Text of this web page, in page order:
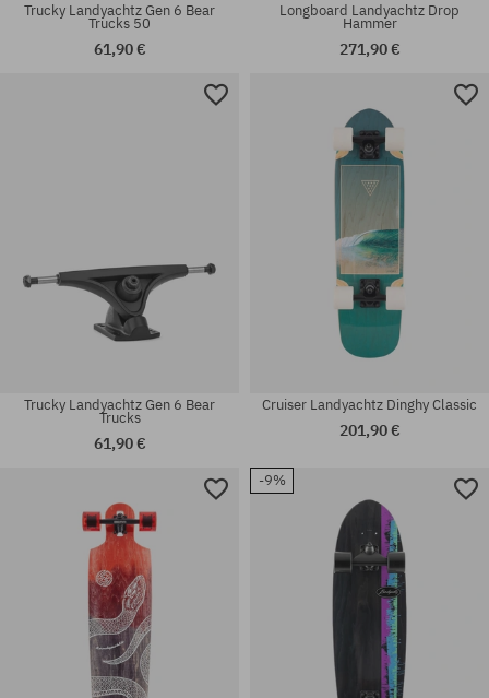
Trucky Landyachtz Gen 6 Bear
Trucks 50
61,90 €
Dostupné veľkosti:
Longboard Landyachtz Drop
Hammer
271,90 €
Trucky Landyachtz Gen 6 Bear
Trucks
61,90 €
Cruiser Landyachtz Dinghy Classic
201,90 €
-9%